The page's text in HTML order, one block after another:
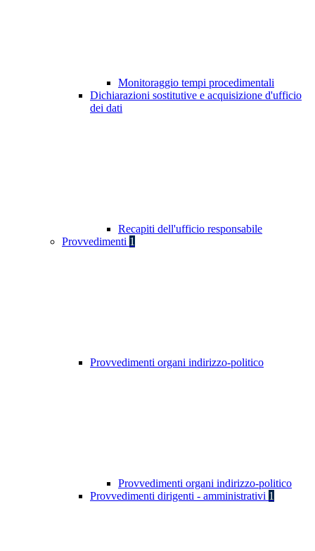
Monitoraggio tempi procedimentali
Dichiarazioni sostitutive e acquisizione d'ufficio
dei dati
Recapiti dell'ufficio responsabile
Provvedimenti 1
Provvedimenti organi indirizzo-politico
Provvedimenti organi indirizzo-politico
Provvedimenti dirigenti - amministrativi 1